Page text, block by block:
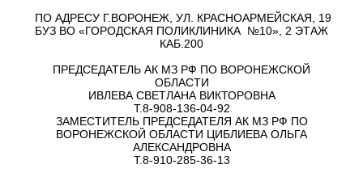
ПО АДРЕСУ Г.ВОРОНЕЖ, УЛ. КРАСНОАРМЕЙСКАЯ, 19
БУЗ ВО «ГОРОДСКАЯ ПОЛИКЛИНИКА №10», 2 ЭТАЖ
КАБ.200
ПРЕДСЕДАТЕЛЬ АК МЗ РФ ПО ВОРОНЕЖСКОЙ
ОБЛАСТИ
ИВЛЕВА СВЕТЛАНА ВИКТОРОВНА
Т.8-908-136-04-92
ЗАМЕСТИТЕЛЬ ПРЕДСЕДАТЕЛЯ АК МЗ РФ ПО
ВОРОНЕЖСКОЙ ОБЛАСТИ ЦИБЛИЕВА ОЛЬГА
АЛЕКСАНДРОВНА
Т.8-910-285-36-13